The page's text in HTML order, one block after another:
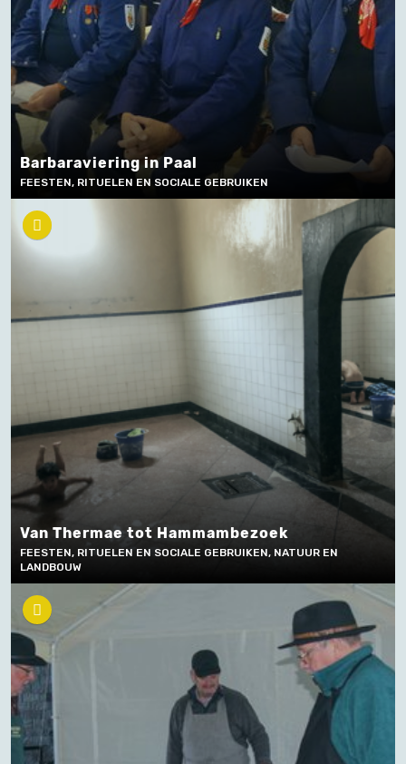
Barbaraviering in Paal
FEESTEN, RITUELEN EN SOCIALE GEBRUIKEN
Van Thermae tot Hammambezoek
FEESTEN, RITUELEN EN SOCIALE GEBRUIKEN, NATUUR EN
LANDBOUW